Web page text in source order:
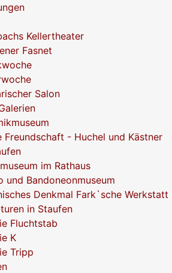
Kellertheater
Fasnet
Salon
Freundschaft - Huchel und Kästner
im Rathaus
und Bandoneonmuseum
Denkmal Fark`sche Werkstatt
in Staufen
Fluchtstab
K
Tripp